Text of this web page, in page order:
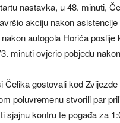
nastavka, u 48. minuti,
akciju nakon
autogola Horića
minuti ovjerio pobjedu
Čelika gostovali kod
poluvremenu stvorili par
sjajnu kontru te pogađa za